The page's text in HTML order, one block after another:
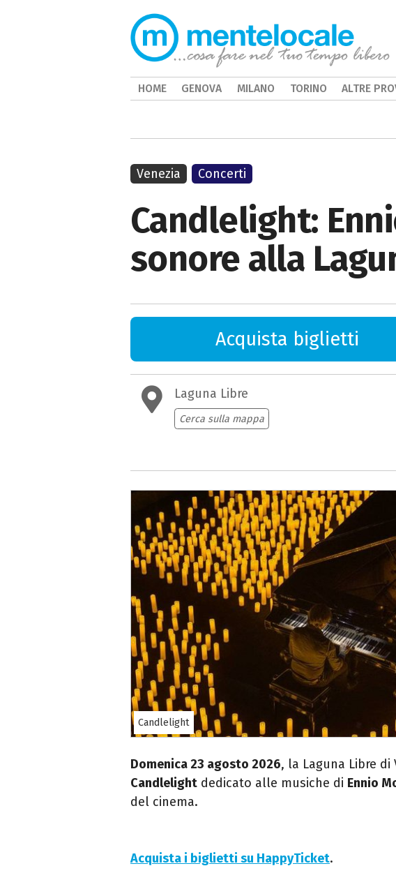
Candlelight:
sonore alla
Acquista biglietti
Laguna Libre
Cerca sulla mappa
Candlelight
Domenica 23 agosto 2026, la Laguna Libre
Candlelight dedicato alle musiche di Ennio
del cinema.
Acquista i biglietti su HappyTicket.
Venezia Concerti
HOME GENOVA MILANO TORINO ALTRE